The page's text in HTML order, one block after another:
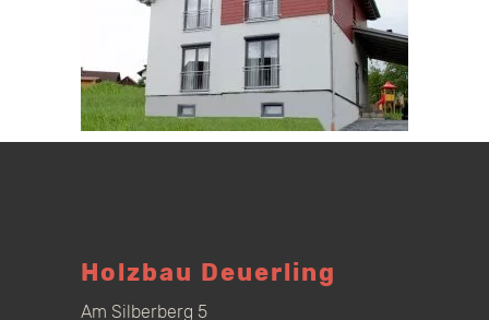
Holzbau Deuerling
Am Silberberg 5